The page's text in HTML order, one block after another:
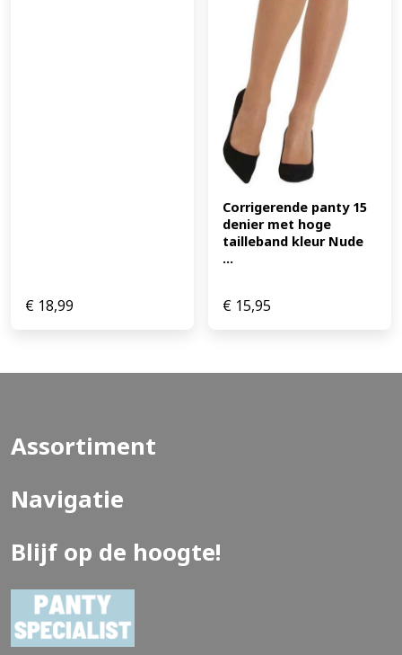
€ 18,99
Corrigerende panty 15
denier met hoge
tailleband kleur Nude
...
€ 15,95
Assortiment
Navigatie
Blijf op de hoogte!